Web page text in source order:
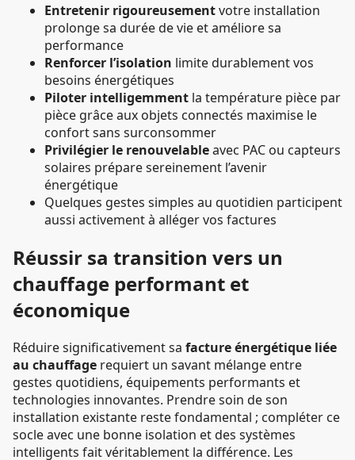
Entretenir rigoureusementvotre installation
prolonge sa durée de vie et améliore sa
performance
Renforcer l’isolation limite durablement vos
besoins énergétiques
Piloter intelligemment la température pièce par
pièce grâce aux objets connectés maximise le
confort sans surconsommer
Privilégier le renouvelableavec PAC ou capteurs
solaires prépare sereinement l’avenir
énergétique
Quelques gestes simples au quotidien participent
aussi activement à alléger vos factures
Réussir sa transition vers un
chauffage performant et
économique
Réduire significativement sa facture énergétique liée
au chauffage requiert un savant mélange entre
gestes quotidiens, équipements performants et
technologies innovantes. Prendre soin de son
installation existante reste fondamental ; compléter ce
socle avec une bonne isolation et des systèmes
intelligents fait véritablement la différence. Les